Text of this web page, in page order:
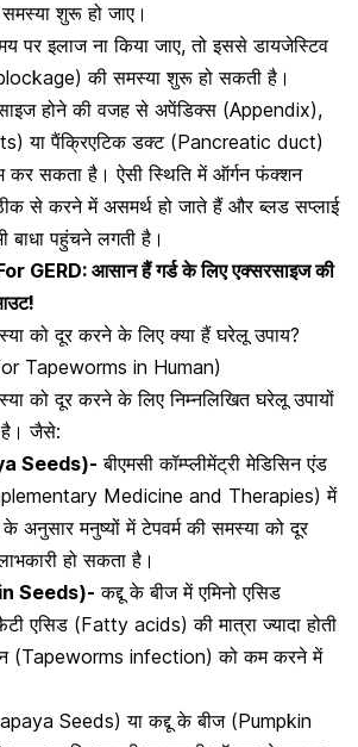
शुरू हो जाए।
पर इलाज ना किया जाए, तो इससे डायजेस्टिव
की समस्या शुरू हो सकती है।
साइज होने की वजह से अपेंडिक्स (Appendix),
या पैंक्रिएटिक डक्ट (Pancreatic duct)
कर सकता है। ऐसी स्थिति में ऑर्गन फंक्शन
से करने में असमर्थ हो जाते हैं और ब्लड सप्लाई
पहुंचने लगती है।
GERD: आसान हैं गर्ड के लिए एक्सरसाइज की
को दूर करने के लिए क्या हैं घरेलू उपाय?
Tapeworms in Human)
को दूर करने के लिए निम्नलिखित घरेलू उपायों
है। जैसे:
Seeds)- बीएमसी कॉम्प्लीमेंट्री मेडिसिन एंड
Medicine and Therapies) में
के अनुसार मनुष्यों में टेपवर्म की समस्या को दूर
हो सकता है।
Seeds)- कद्दू के बीज मेंएमिनो एसिड
एसिड (Fatty acids) की मात्रा ज्यादा होती
(Tapeworms infection) को कम करने में
Seeds) या कद्दू के बीज (Pumpkin